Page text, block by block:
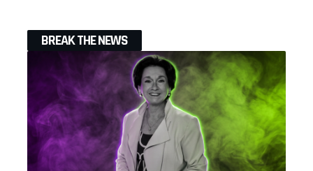
BREAK THE NEWS